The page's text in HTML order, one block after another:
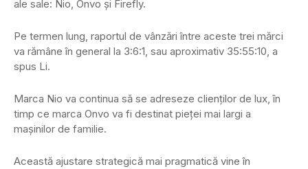
ale sale: Nio, Onvo și Firefly.
Pe termen lung, raportul de vânzări între aceste trei mărci
va rămâne în general la 3:6:1, sau aproximativ 35:55:10, a
spus Li.
Marca Nio va continua să se adreseze clienților de lux, în
timp ce marca Onvo va fi destinat pieței mai largi a
mașinilor de familie.
Această ajustare strategică mai pragmatică vine în